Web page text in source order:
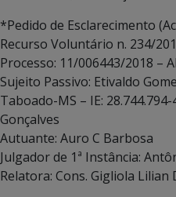
*Pedido de Esclarecimento
Recurso Voluntário n. 234/
Processo: 11/006443/2018 –
Sujeito Passivo: Etivaldo
Taboado-MS – IE:
Gonçalves
Autuante: Auro C Barbosa
Julgador de 1ª Instância:
Relatora: Cons. Gigliola Lilian